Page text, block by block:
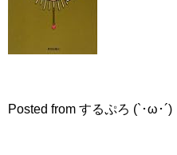
Posted from するぷろ (`･ω･´)